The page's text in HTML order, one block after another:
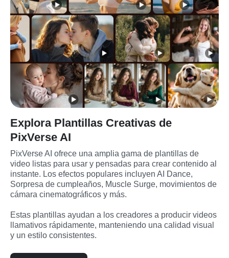
Explora Plantillas Creativas de
PixVerse AI
PixVerse AI ofrece una amplia gama de plantillas de
video listas para usar y pensadas para crear contenido al
instante. Los efectos populares incluyen AI Dance,
Sorpresa de cumpleaños, Muscle Surge, movimientos de
cámara cinematográficos y más.
Estas plantillas ayudan a los creadores a producir videos
llamativos rápidamente, manteniendo una calidad visual
y un estilo consistentes.